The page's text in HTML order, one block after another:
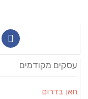
עסקים מקודמים
חאן בדרום